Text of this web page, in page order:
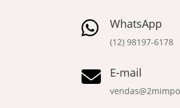
 WhatsApp
(12) 98197-6178
 E-mail